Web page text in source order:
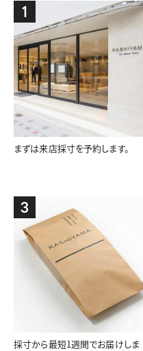
1
まずは来店採寸を予約します。
3
採寸から最短1週間でお届けしま